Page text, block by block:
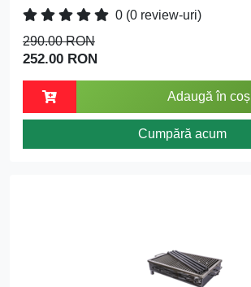
0 (0 review-uri)
290.00 RON
252.00 RON
Adaugă în coș
Cumpără acum